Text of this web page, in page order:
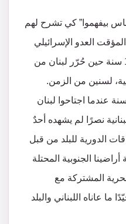
بيفهموا” كي تشرح لهم
العدو الإسرائيلي
رغم أنها كانت تبلغ من العمر 12 سنة حين حُرّر لبنان من
لسنين من الزمن.
وكذلك كانت تبلغ من العمر 18 سنة عندما اجتاحوا لبنان
اللبنانية نصرًا لم يشهده أحدٌ
الدورية للبلد من قبل
الجنوبية المحتلة
المشتركة مع
عاناه اللبناني والبلد